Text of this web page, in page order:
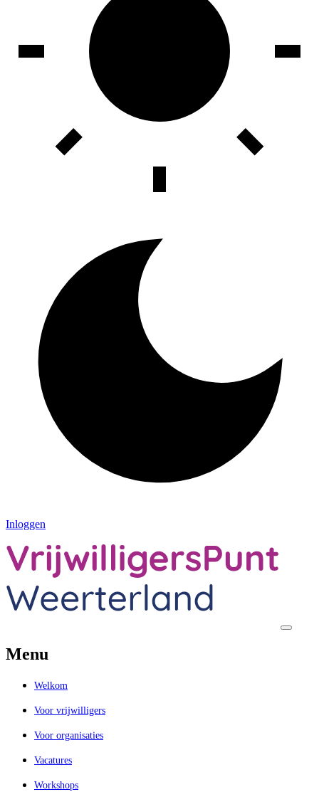
Inloggen
Menu
Welkom
Voor vrijwilligers
Voor organisaties
Vacatures
Workshops